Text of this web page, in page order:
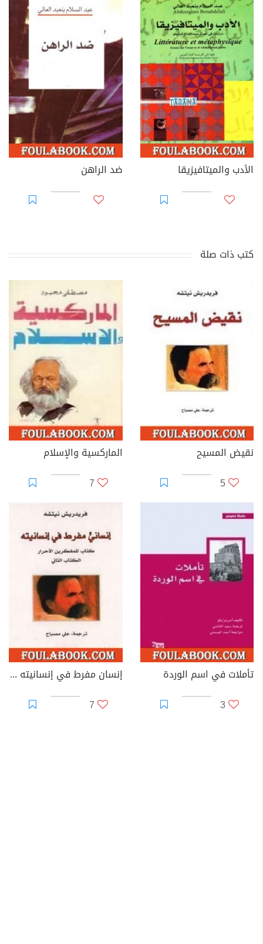
الأدب والميتافيزيقا ضد الراهن
كتب ذات صلة
نقيض المسيح
5
الماركسية والإسلام
7
تأملات في اسم الوردة
3
إنسان مفرط في إنسانيته - ج2
7